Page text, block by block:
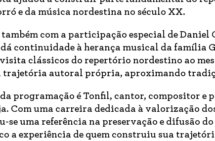
e da música nordestina no século XX.
com a participação especial de Daniel
continuidade à herança musical da família
clássicos do repertório nordestino ao
trajetória autoral própria, aproximando
programação é Tonfil, cantor, compositor e
Com uma carreira dedicada à valorização
se uma referência na preservação e difusão
a experiência de quem construiu sua